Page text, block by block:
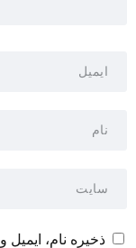
ذخیره نام،